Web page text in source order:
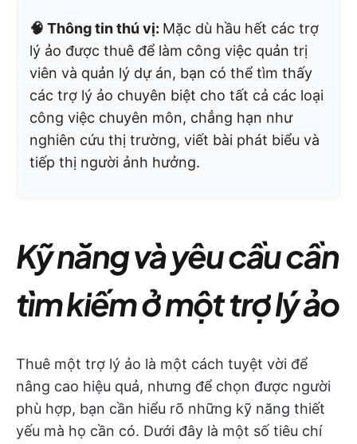
🧠 Thông tin thú vị: Mặc dù hầu hết các trợ
lý ảo được thuê để làm công việc quản trị
viên và quản lý dự án, bạn có thể tìm thấy
các trợ lý ảo chuyên biệt cho tất cả các loại
công việc chuyên môn, chẳng hạn như
nghiên cứu thị trường, viết bài phát biểu và
tiếp thị người ảnh hưởng.
Kỹ năng và yêu cầu cần
tìm kiếm ở một trợ lý ảo
Thuê một trợ lý ảo là một cách tuyệt vời để
nâng cao hiệu quả, nhưng để chọn được người
phù hợp, bạn cần hiểu rõ những kỹ năng thiết
yếu mà họ cần có. Dưới đây là một số tiêu chí